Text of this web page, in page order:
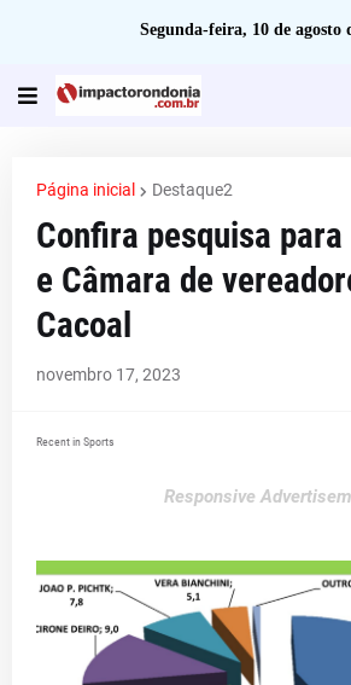
Segunda-feira, 10 de agosto
Página inicial Destaque2
Confira pesquisa
e Câmara de
Cacoal
novembro 17, 2023
Recent in Sports
Responsive